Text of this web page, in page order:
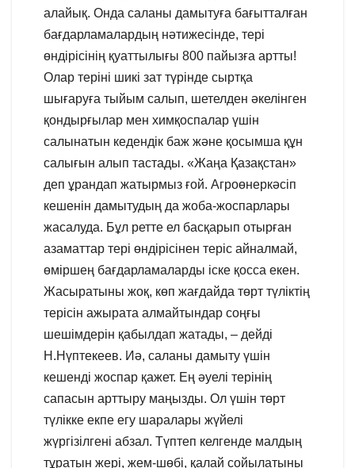
алайық. Онда саланы дамытуға бағытталған
бағдарламалардың нәтижесінде, тері
өндірісінің қуаттылығы 800 пайызға артты!
Олар теріні шикі зат түрінде сыртқа
шығаруға тыйым салып, шетелден әкелінген
қондырғылар мен химқоспалар үшін
салынатын кедендік баж және қосымша құн
салығын алып тастады. «Жаңа Қазақстан»
деп ұрандап жатырмыз ғой. Агроөнеркәсіп
кешенін дамытудың да жоба-жоспарлары
жасалуда. Бұл ретте ел басқарып отырған
азаматтар тері өндірісінен теріс айналмай,
өміршең бағдарламаларды іске қосса екен.
Жасыратыны жоқ, көп жағдайда төрт түліктің
терісін ажырата алмайтындар соңғы
шешімдерін қабылдап жатады, – дейді
Н.Нүптекеев. Иә, саланы дамыту үшін
кешенді жоспар қажет. Ең әуелі терінің
сапасын арттыру маңызды. Ол үшін төрт
түлікке екпе егу шаралары жүйелі
жүргізілгені абзал. Түптеп келгенде малдың
тұратын жері, жем-шөбі, қалай сойылатыны